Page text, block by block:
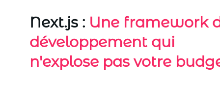
Next.js : Une framework
développement qui
n'explose pas votre